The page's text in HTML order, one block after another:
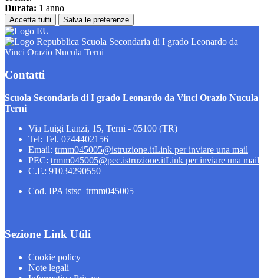
Durata: 1 anno
Accetta tutti Salva le preferenze
Scuola Secondaria di I grado Leonardo da
Vinci Orazio Nucula Terni
Contatti
Scuola Secondaria di I grado Leonardo da Vinci Orazio Nucula
Terni
Via Luigi Lanzi, 15, Terni - 05100 (TR)
Tel: Tel. 0744402156
Email: trmm045005@istruzione.itLink per inviare una mail
PEC: trmm045005@pec.istruzione.itLink per inviare una mail
C.F.: 91034290550
Cod. IPA istsc_trmm045005
Sezione Link Utili
Cookie policy
Note legali